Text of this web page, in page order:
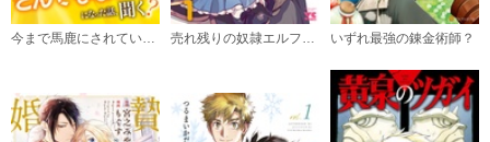
今まで馬鹿にされていた気弱令嬢に転生したら、とんでもない事になった話、聞く？（分冊版） 売れ残りの奴隷エルフを拾ったので、娘にすることにした【電子単行本】 いずれ最強の錬金術師？